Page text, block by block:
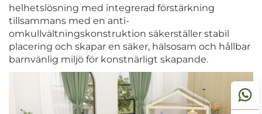
helhetslösning med integrerad förstärkning
tillsammans med en anti-
omkullvältningskonstruktion säkerställer stabil
placering och skapar en säker, hälsosam och hållbar
barnvänlig miljö för konstnärligt skapande.